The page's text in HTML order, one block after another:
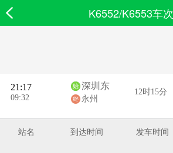
K6552/K6553车次
21:17
09:32
深圳东
永州
12时15分
站名 到达时间 发车时间